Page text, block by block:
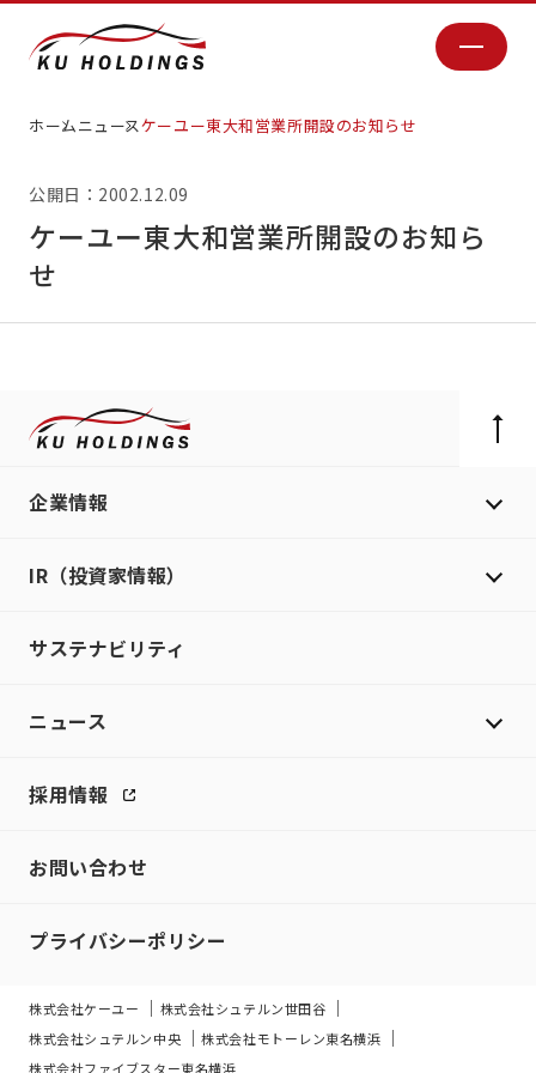
ホームニュースケーユー東大和営業所開設のお知らせ
公開日：2002.12.09
ケーユー東大和営業所開設のお知ら
せ
企業情報
IR（投資家情報）
サステナビリティ
ニュース
採用情報
お問い合わせ
プライバシーポリシー
株式会社ケーユー
株式会社シュテルン世田谷
株式会社シュテルン中央
株式会社モトーレン東名横浜
株式会社ファイブスター東名横浜